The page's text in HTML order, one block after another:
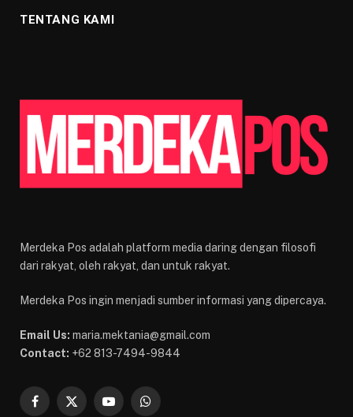
TENTANG KAMI
Merdeka Pos adalah platform media daring dengan filosofi
dari rakyat, oleh rakyat, dan untuk rakyat.
Merdeka Pos ingin menjadi sumber informasi yang dipercaya.
Email Us: maria.mektania@gmail.com
Contact: +62 813-7494-9844
Facebook
X
YouTubeWhatsApp